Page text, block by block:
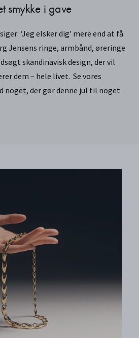
smykke i gave
‘Jeg elsker dig' mere end at få
Jensens ringe, armbånd, øreringe
skandinavisk design, der vil
dem – hele livet. Se vores
noget, der gør denne jul til noget